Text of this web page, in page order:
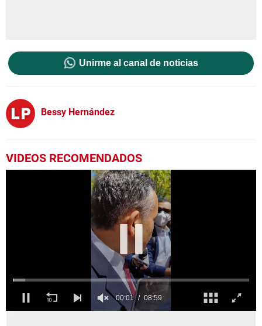
Unirme al canal de noticias
Bessy Hernández
VIDEOS RECOMENDADOS